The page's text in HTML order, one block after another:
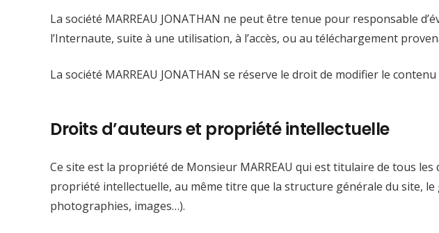
La société MARREAU JONATHAN ne peut être tenue pour responsable
l’Internaute, suite à une utilisation, à l’accès, ou au téléchargement
La société MARREAU JONATHAN se réserve le droit de modifier le
Droits d’auteurs et propriété intellectuelle
Ce site est la propriété de Monsieur MARREAU qui est titulaire de tous
propriété intellectuelle, au même titre que la structure générale du site,
photographies, images…).